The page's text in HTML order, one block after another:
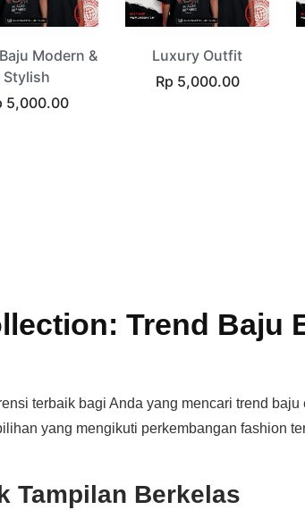
Modern &
Stylish
5,000.00
Luxury Outfit
Regular
Rp 5,000.00
Trend Baju
terbaik bagi Anda yang mencari trend
yang mengikuti perkembangan fashion
Tampilan Berkelas